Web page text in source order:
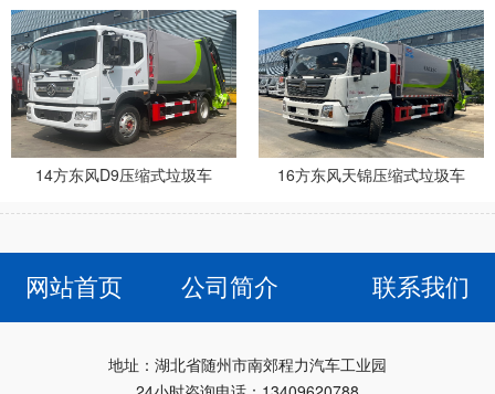
14方东风D9压缩式垃圾车 16方东风天锦压缩式垃圾车
网站首页 公司简介 联系我们
地址：湖北省随州市南郊程力汽车工业园